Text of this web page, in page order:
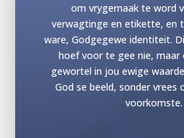
om vrygemaak te word
verwagtinge en etikette, en
ware, Godgegewe identiteit.
hoef voor te gee nie, maar
gewortel in jou ewige
God se beeld, sonder vrees
voorkomste.